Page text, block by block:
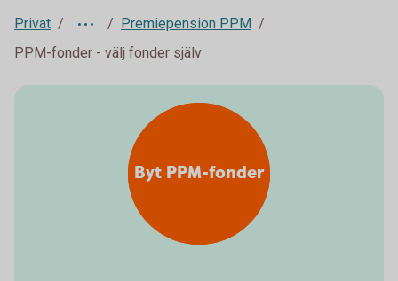
Privat
Premiepension PPM
PPM-fonder - välj fonder själv
Byt PPM-fonder